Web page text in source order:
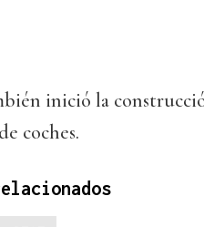
inició la
coches.